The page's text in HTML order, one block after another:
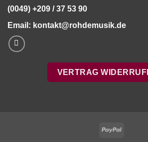
(0049) +209 / 37 53 90
Email: kontakt@rohdemusik.de
VERTRAG
PayPal